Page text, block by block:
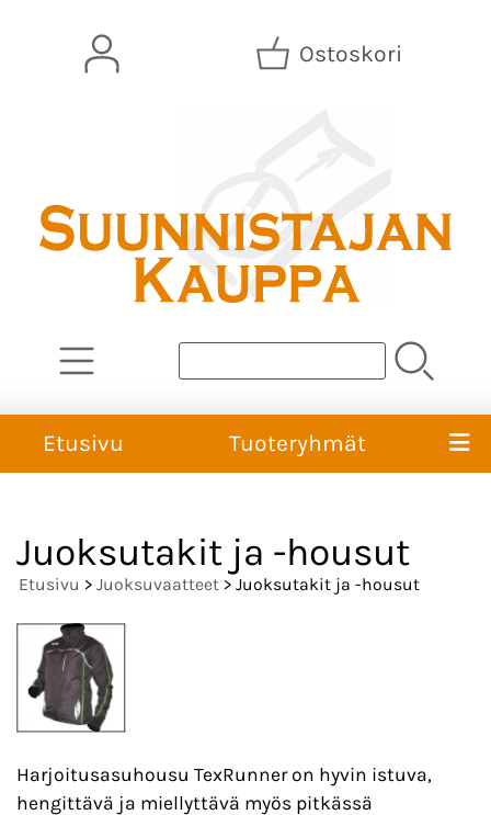
Ostoskori
Etusivu Tuoteryhmät
Juoksutakit ja -housut
Etusivu > Juoksuvaatteet > Juoksutakit ja -housut
Harjoitusasuhousu TexRunner on hyvin istuva,
hengittävä ja miellyttävä myös pitkässä